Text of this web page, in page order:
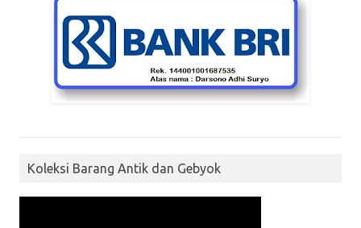
Koleksi Barang Antik dan Gebyok